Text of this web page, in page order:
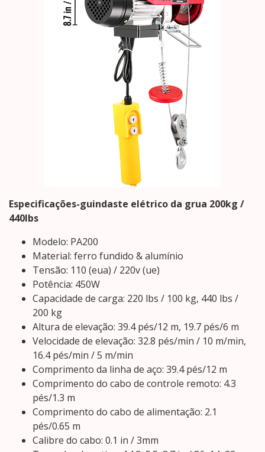
Especificações-guindaste elétrico da grua 200kg /
440lbs
Modelo: PA200
Material: ferro fundido & alumínio
Tensão: 110 (eua) / 220v (ue)
Potência: 450W
Capacidade de carga: 220 lbs / 100 kg, 440 lbs /
200 kg
Altura de elevação: 39.4 pés/12 m, 19.7 pés/6 m
Velocidade de elevação: 32.8 pés/min / 10 m/min,
16.4 pés/min / 5 m/min
Comprimento da linha de aço: 39.4 pés/12 m
Comprimento do cabo de controle remoto: 4.3
pés/1.3 m
Comprimento do cabo de alimentação: 2.1
pés/0.65 m
Calibre do cabo: 0.1 in / 3mm